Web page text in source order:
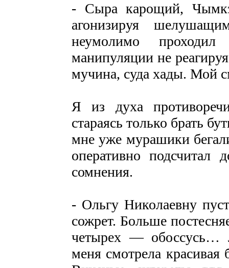
- Сыра карощий,
агонизируя
неумолимо
манипуляции не
мучина, суда хады. Мой
Я из духа
стараясь только брать
мне уже мурашики
оперативно подсчитал
сомнения.
- Ольгу Николаевну
сожрет. Больше
четырех — обоссусь…
меня смотрела красивая